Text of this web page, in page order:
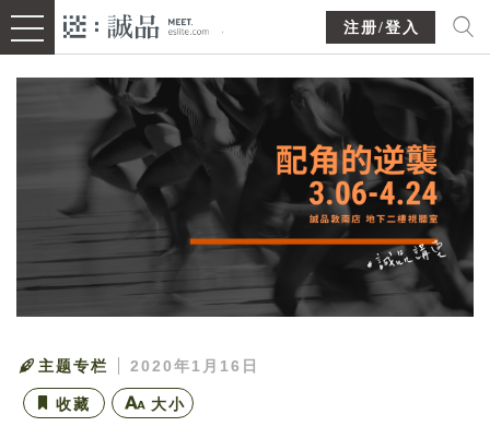
注册/登入
主题专栏 2020年1月16日
收藏 大小